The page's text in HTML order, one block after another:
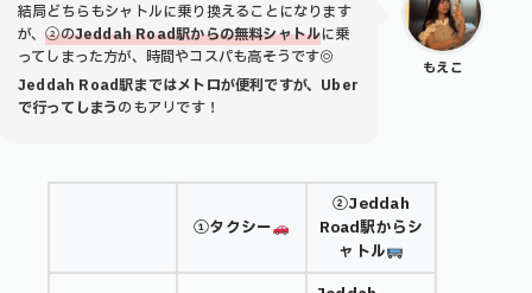
もえこ
結局どちらもシャトルに乗り換えることになります
が、②のJeddah Road駅からの無料シャトルに乗
ってしまった方が、時間やコスパも高そうです◎
Jeddah Road駅まではメトロが便利ですが、 Uber
で行ってしまうのもアリです！
①タクシー
②Jeddah
Road駅からシ
ャトル